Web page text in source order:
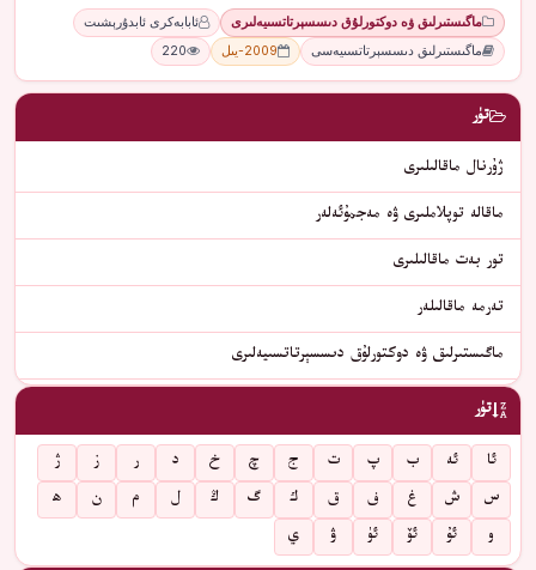
ماگىستىرلىق ۋە دوكتورلۇق دىسسېرتاتسىيەلىرى
ئابابەكرى ئابدۇرېشىت
ماگىستىرلىق دىسسېرتاتسىيەسى
2009-يىل 220
تۈر
ژۇرنال ماقالىلىرى
ماقالە توپلاملىرى ۋە مەجمۇئەلەر
تور بەت ماقالىلىرى
تەرمە ماقالىلەر
ماگىستىرلىق ۋە دوكتورلۇق دىسسېرتاتسىيەلىرى
تۈر
ئا ئە ب پ ت ج چ خ د ر ز
ژ
س
ش غ ف ق ك گ ڭ ل م ن
ھ
و
ئۇ ئۆ ئۈ ۋ ي